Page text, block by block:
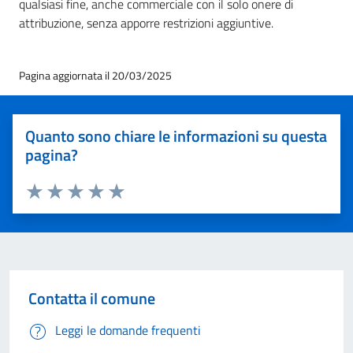
qualsiasi fine, anche commerciale con il solo onere di
attribuzione, senza apporre restrizioni aggiuntive.
Pagina aggiornata il 20/03/2025
Quanto sono chiare le informazioni su questa
pagina?
Valuta 5 stelle su 5
Valuta 4 stelle su 5
Valuta 3 stelle su 5
Valuta 2 stelle su 5
Valuta 1 stelle su 5
Contatta il comune
Leggi le domande frequenti